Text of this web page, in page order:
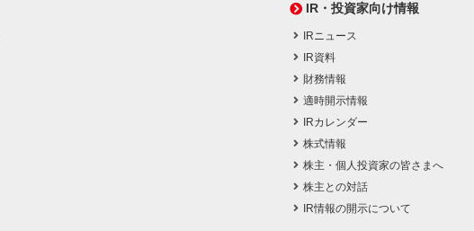
IR・投資家向け情報
IRニュース
IR資料
財務情報
適時開示情報
IRカレンダー
株式情報
株主・個人投資家の皆さまへ
株主との対話
IR情報の開示について